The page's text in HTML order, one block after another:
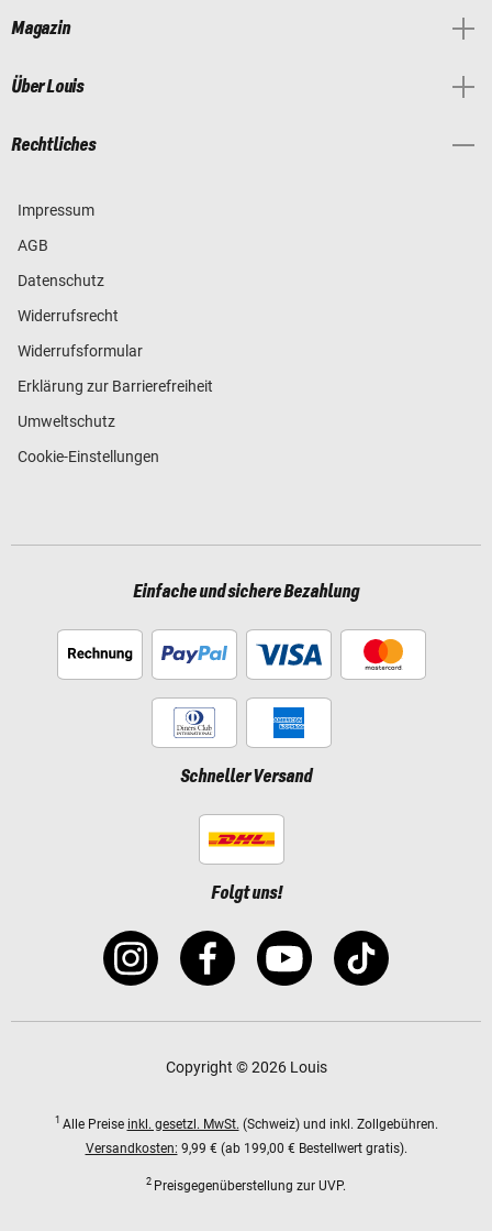
Magazin
Über Louis
Rechtliches
Impressum
AGB
Datenschutz
Widerrufsrecht
Widerrufsformular
Erklärung zur Barrierefreiheit
Umweltschutz
Cookie-Einstellungen
Einfache und sichere Bezahlung
Schneller Versand
Folgt uns!
Copyright © 2026 Louis
1 Alle Preise inkl. gesetzl. MwSt. (Schweiz) und inkl. Zollgebühren.
Versandkosten: 9,99 € (ab 199,00 € Bestellwert gratis).
2 Preisgegenüberstellung zur UVP.